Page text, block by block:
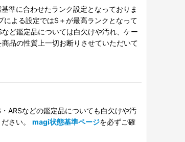
準に合わせたランク設定となっておりま
よる設定ではS＋が最高ランクとなって
ど鑑定品については白欠けや汚れ、ケー
品の性質上一切お断りさせていただいて
ARSなどの鑑定品についても白欠けや汚
さい。 magi状態基準ページを必ずご確